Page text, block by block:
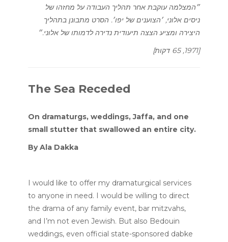
״המצלמה עוקבת אחר תהליך העבודה על מחזהו של
ניסים אלוני, ׳הצוענים של יפו׳. הסרט מתבונן בתהליך
היצירה ומציע הצצה תיעודית נדירה לדמותו של אלוני.״
[1971, 65 דקות]
The Sea Receded
On dramaturgs, weddings, Jaffa, and one
small stutter that swallowed an entire city.
By Ala Dakka
I would like to offer my dramaturgical services
to anyone in need. I would be willing to direct
the drama of any family event, bar mitzvahs,
and I’m not even Jewish. But also Bedouin
weddings, even official state-sponsored dabke